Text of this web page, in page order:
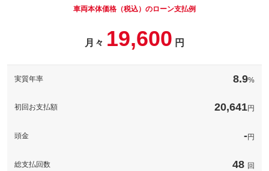
備考
車両本体価格（税込）のローン支払例
月々 19,600 円
実質年率 8.9%
初回お支払額 20,641円
頭金 -円
総支払回数 48 回